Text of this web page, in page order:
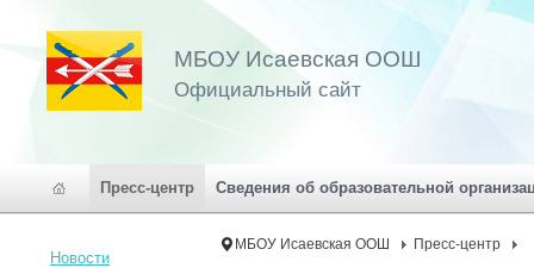
МБОУ Исаевская ООШ
Официальный сайт
Пресс-центр Сведения об образовательной
МБОУ Исаевская ООШ Пресс-центр
Новости